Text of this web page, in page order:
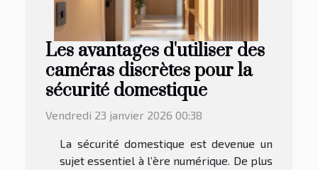
Les avantages d'utiliser des
caméras discrètes pour la
sécurité domestique
Vendredi 23 janvier 2026 00:38
La sécurité domestique est devenue un
sujet essentiel à l’ère numérique. De plus